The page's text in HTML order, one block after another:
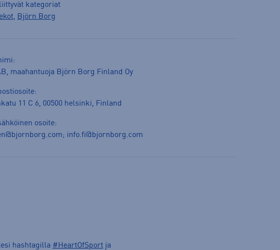
liittyvät kategoriat
, Björn Borg
maahantuoja Björn Borg Finland Oy
11 C 6, 00500 helsinki, Finland
osoite:
; info.fi@bjornborg.com
hashtagilla #HeartOfSport ja